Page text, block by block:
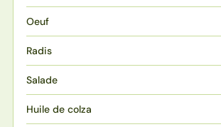
Oeuf
Radis
Salade
Huile de colza